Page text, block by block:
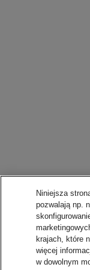
Niniejsza
pozwalają np.
krajach, które
więcej
w dowolnym